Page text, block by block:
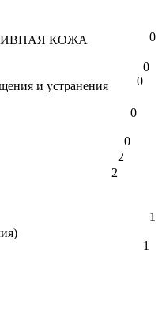
0
КОЖА
0
0
и устранения
0
0
2
2
1
1